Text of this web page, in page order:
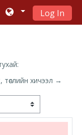
Log In
хичээл →